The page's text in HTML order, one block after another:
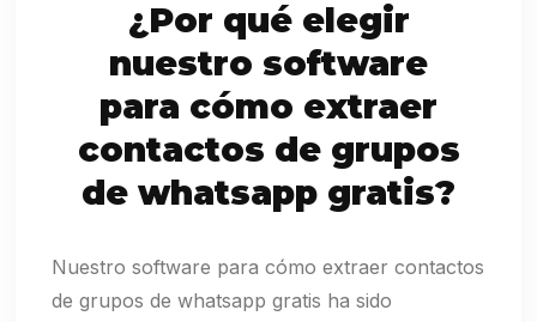
¿Por qué elegir
nuestro software
para cómo extraer
contactos de grupos
de whatsapp gratis?
Nuestro software para cómo extraer contactos
de grupos de whatsapp gratis ha sido